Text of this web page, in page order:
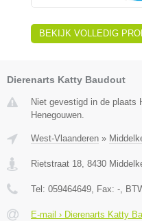
BEKIJK VOLLEDIG
Dierenarts Katty Baudout
Niet gevestigd in de plaats
Henegouwen.
West-Vlaanderen »
Rietstraat 18, 8430
Tel: 059464649, Fax: -,
E-mail › Dierenarts Katty